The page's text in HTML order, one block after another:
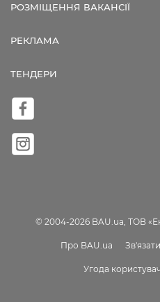
РОЗМІЩЕННЯ ВАКАНСІЇ
РЕКЛАМА
ТЕНДЕРИ
© 2004-2026 BAU.ua, ТОВ
Про BAU.ua
Угода